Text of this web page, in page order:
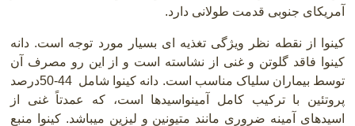
آمریکای جنوبی قدمت طولانی دارد.
کینوا از نقطه نظر ویژگی تغذیه ای بسیار مورد توجه است. دانه
کینوا فاقد گلوتن و غنی از نشاسته است و از این رو مصرف آن
توسط بیماران سلیاک مناسب است. دانه کینوا شامل 50-44درصد
پروتئین با ترکیب کامل آمینواسیدها است، که عمدتاً غنی از
اسیدهای آمینه ضروری مانند متیونین و لیزین میباشد. کینوا منبع